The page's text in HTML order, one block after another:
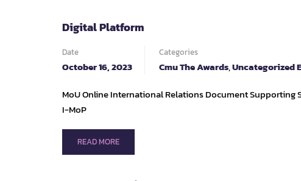
UNIVERSITY,
–
FALL
2026
Digital Platform
Date
October 16, 2023
Categories
Cmu The Awards,Uncategorized
MoU Online International Relations Document Supporting
I-MoP
READ
MORE
READ MORE